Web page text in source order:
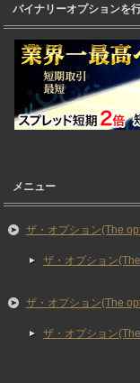
バイナリーオプションを
メニュー
ザ・オプション(The
ザ・オプション
ザ・オプション(The
ザ・オプション